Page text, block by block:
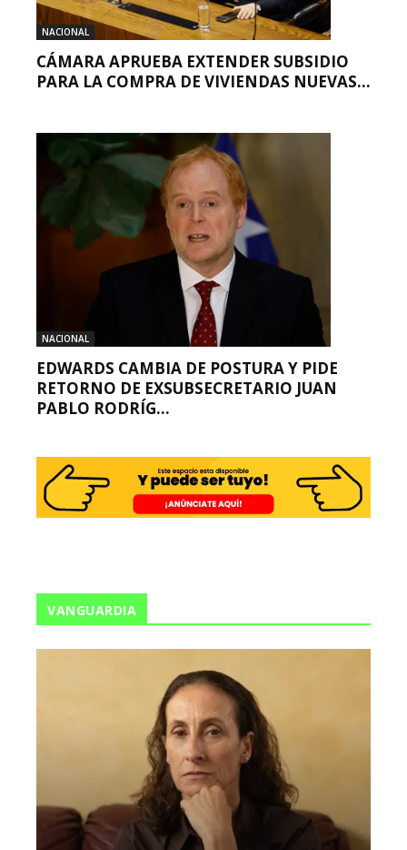
NACIONAL
CÁMARA APRUEBA EXTENDER SUBSIDIO
PARA LA COMPRA DE VIVIENDAS NUEVAS...
NACIONAL
EDWARDS CAMBIA DE POSTURA Y PIDE
RETORNO DE EXSUBSECRETARIO JUAN
PABLO RODRÍG...
VANGUARDIA